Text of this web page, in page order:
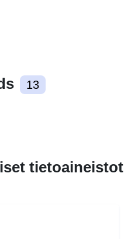
13
tietoaineistot